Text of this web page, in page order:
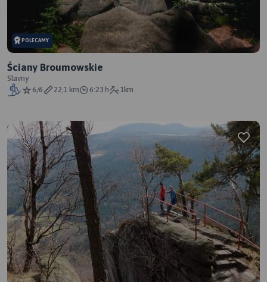
POLECAMY
Ściany Broumowskie
Slavny
6/6
22,1 km 6:23 h 1km